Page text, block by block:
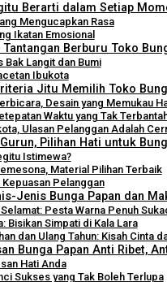
Berarti dalam Setiap
Mengucapkan Rasa
Ikatan Emosional
Berburu Toko
Bak Langit dan Bumi
Ibukota
Jitu Memilih Toko
Desain yang Memukau
Waktu yang Tak
Ulasan Pelanggan Adalah
Pilihan Hati untuk
Istimewa?
Material Pilihan Terbaik
Pelanggan
Jenis Bunga Papan dan
Pesta Warna Penuh
Bisikan Simpati di Kala Lara
dan Ulang Tahun: Kisah Cinta
Bunga Papan Anti Ribet,
Hati Anda
Sukses yang Tak Boleh Terlupa